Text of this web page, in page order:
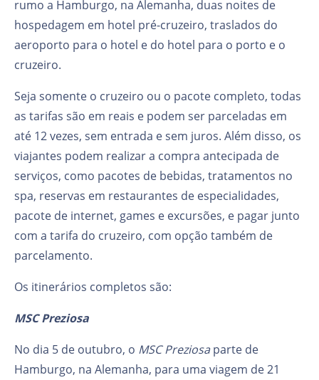
rumo a Hamburgo, na Alemanha, duas noites de
hospedagem em hotel pré-cruzeiro, traslados do
aeroporto para o hotel e do hotel para o porto e o
cruzeiro.
Seja somente o cruzeiro ou o pacote completo, todas
as tarifas são em reais e podem ser parceladas em
até 12 vezes, sem entrada e sem juros. Além disso, os
viajantes podem realizar a compra antecipada de
serviços, como pacotes de bebidas, tratamentos no
spa, reservas em restaurantes de especialidades,
pacote de internet, games e excursões, e pagar junto
com a tarifa do cruzeiro, com opção também de
parcelamento.
Os itinerários completos são:
MSC Preziosa
No dia 5 de outubro, o MSC Preziosaparte de
Hamburgo, na Alemanha, para uma viagem de 21